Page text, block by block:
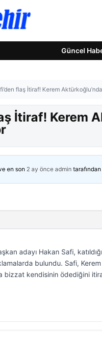
Güncel
flaş İtiraf! Kerem
İtiraf! Kerem
en son 2 ay önce admin
adayı Hakan Safi,
bulundu. Safi, Kerem
bizzat kendisinin ödediğini